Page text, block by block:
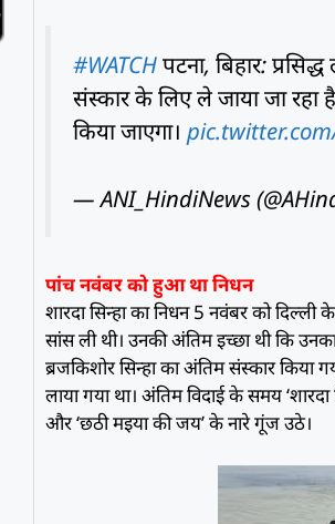
#WATCHपटना, बिहार:
संस्कार के लिए ले जाया जा
किया जाएगा।
— ANI_HindiNews
पांच नवंबर को हुआ था निधन
शारदा सिन्हा का निधन 5 नवंबर को
सांस ली थी। उनकी अंतिम इच्छा थी कि
ब्रजकिशोर सिन्हा का अंतिम संस्कार किया
लाया गया था। अंतिम विदाई के समय
और ‘छठी मइया की जय’ के नारे गूंज उठे।